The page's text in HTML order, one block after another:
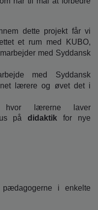
dette projekt får vi
et rum med KUBO,
med Syddansk
med Syddansk
lærere og øvet det i
hvor lærerne laver
pådidaktik for nye
i enkelte